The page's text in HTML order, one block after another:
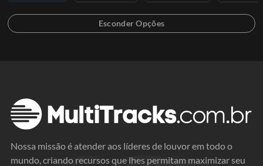
Nossa missão é atender aos líderes de louvor em todo o
mundo, criando recursos que lhes permitam maximizar seu